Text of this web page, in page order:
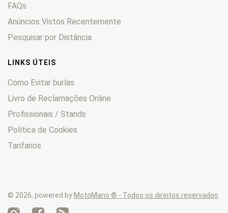
Trial 0
Tuareg
TX 0
FAQs
Anúncios Vistos Recentemente
Pesquisar por Distância
LINKS ÚTEIS
Como Evitar burlas
Livro de Reclamações Online
Profissionais / Stands
Política de Cookies
Tarifarios
© 2026, powered by MotoMano ® - Todos os direitos reservados